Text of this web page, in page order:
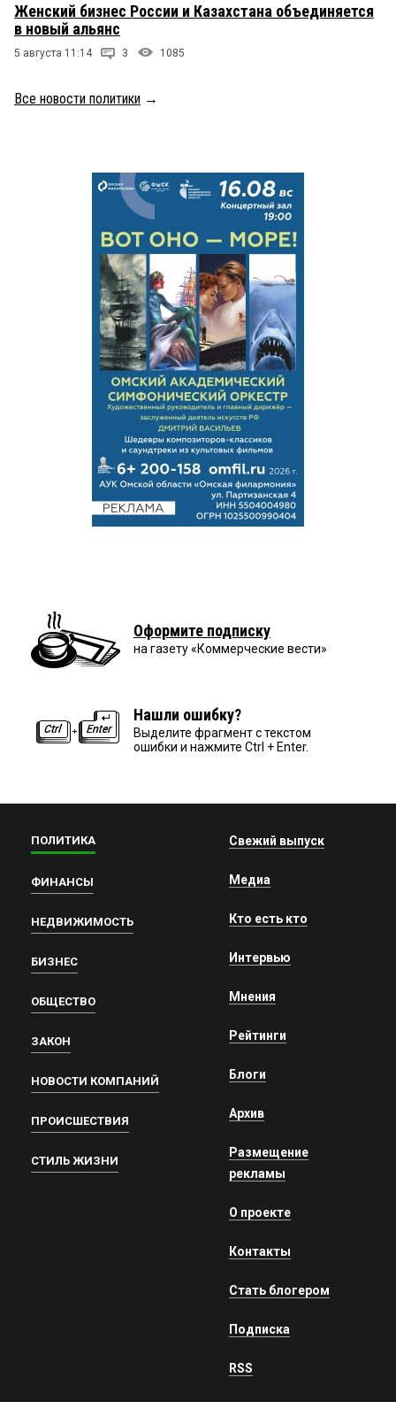
Женский бизнес России и Казахстана объединяется
в новый альянс
5 августа 11:14 3 1085
Все новости политики →
Оформите подписку
на газету «Коммерческие вести»
Нашли ошибку?
Выделите фрагмент с текстом
ошибки и нажмите Ctrl + Enter.
ПОЛИТИКА
ФИНАНСЫ
НЕДВИЖИМОСТЬ
БИЗНЕС
ОБЩЕСТВО
ЗАКОН
НОВОСТИ КОМПАНИЙ
ПРОИСШЕСТВИЯ
СТИЛЬ ЖИЗНИ
Свежий выпуск
Медиа
Кто есть кто
Интервью
Мнения
Рейтинги
Блоги
Архив
Размещение
рекламы
О проекте
Контакты
Стать блогером
Подписка
RSS